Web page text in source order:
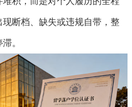
断档、缺失或违规自带，整
。